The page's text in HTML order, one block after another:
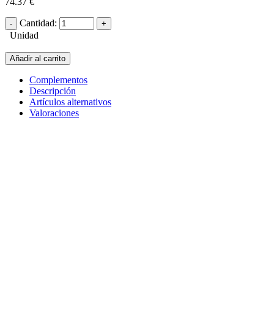
Cantidad:
Unidad
Añadir al carrito
Complementos
Descripción
Artículos alternativos
Valoraciones